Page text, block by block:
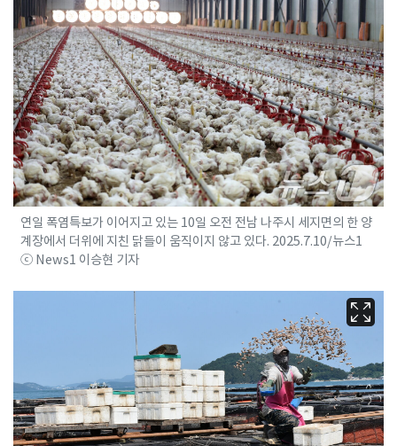
연일 폭염특보가 이어지고 있는 10일 오전 전남 나주시 세지면의 한 양
계장에서 더위에 지친 닭들이 움직이지 않고 있다. 2025.7.10/뉴스1
ⓒ News1 이승현 기자